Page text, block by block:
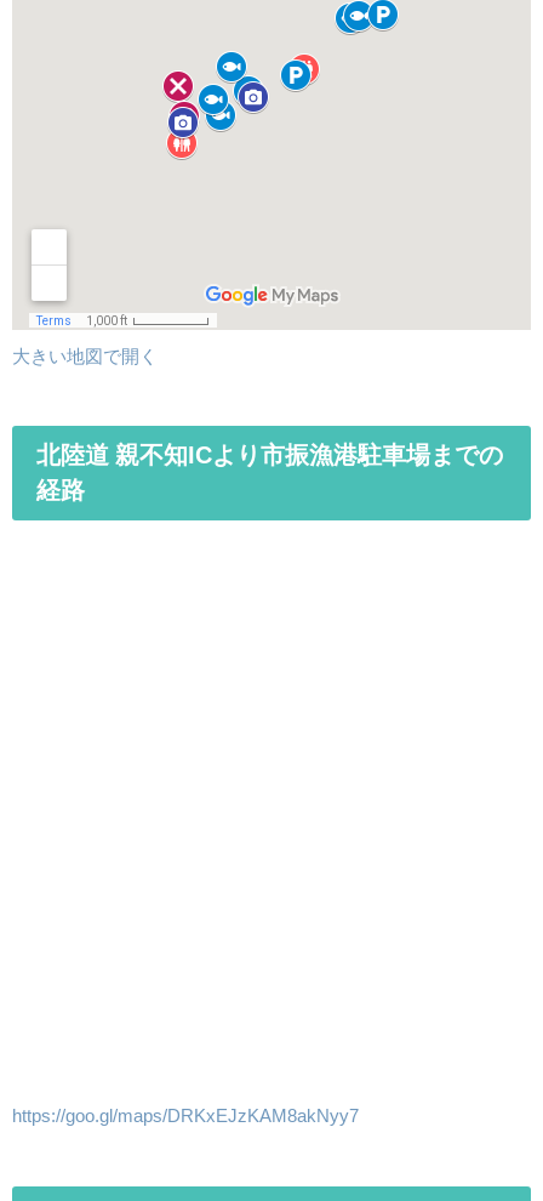
大きい地図で開く
北陸道 親不知ICより市振漁港駐車場までの
経路
https://goo.gl/maps/DRKxEJzKAM8akNyy7